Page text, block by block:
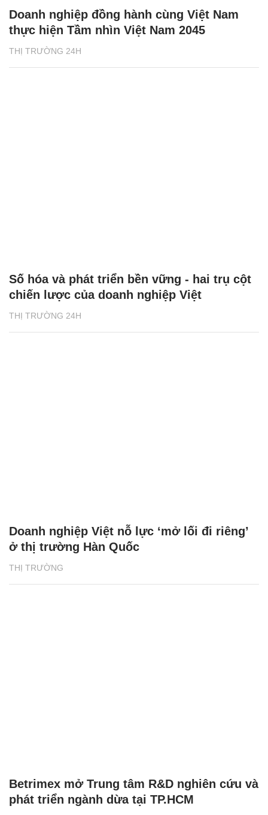
THỊ TRƯỜNG 24H
Doanh nghiệp đồng hành cùng Việt Nam
thực hiện Tầm nhìn Việt Nam 2045
THỊ TRƯỜNG 24H
Số hóa và phát triển bền vững - hai trụ cột
chiến lược của doanh nghiệp Việt
THỊ TRƯỜNG
Doanh nghiệp Việt nỗ lực ‘mở lối đi riêng’
ở thị trường Hàn Quốc
Betrimex mở Trung tâm R&D nghiên cứu và
phát triển ngành dừa tại TP.HCM